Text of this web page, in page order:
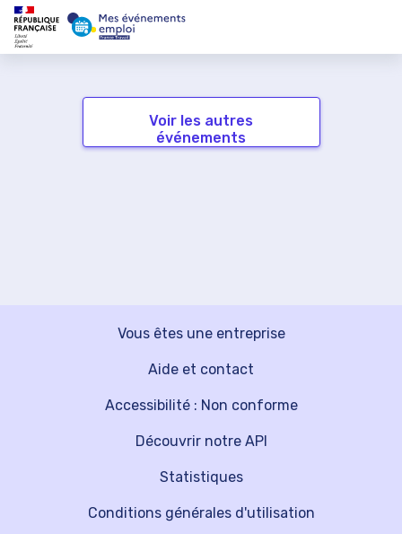
Voir les autres
événements
Vous êtes une entreprise
Découvrir notre API
Aide et contact
Statistiques
Accessibilité : Non conforme
Conditions générales d'utilisation